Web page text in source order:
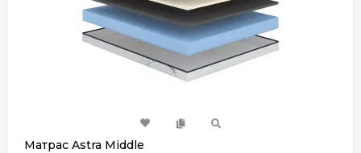
Матрас Astra Middle